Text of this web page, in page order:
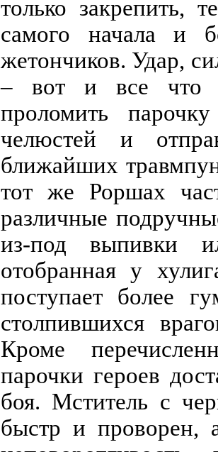
только закрепить,
самого начала и
жетончиков. Удар,
– вот и все что
проломить
челюстей и
ближайших
тот же Роршах
различные
из-под выпивки
отобранная у
поступает более
столпившихся
Кроме
парочки героев
боя. Мститель с
быстр и проворен,